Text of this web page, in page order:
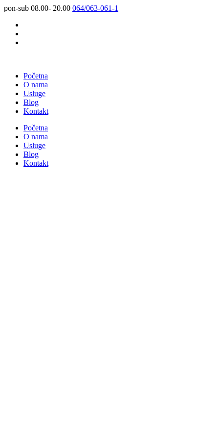
pon-sub 08.00- 20.00 064/063-061-1
Početna
O nama
Usluge
Blog
Kontakt
Početna
O nama
Usluge
Blog
Kontakt